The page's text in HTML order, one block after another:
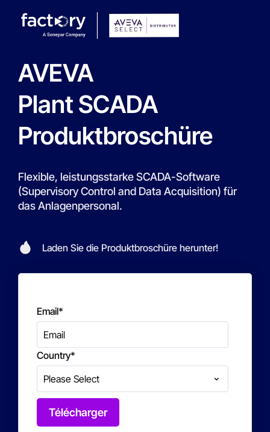
AVEVA
Plant SCADA
Produktbroschüre
Flexible, leistungsstarke SCADA-Software
(Supervisory Control and Data Acquisition) für
das Anlagenpersonal.
Laden Sie die Produktbroschüre herunter!
Email*
Country*